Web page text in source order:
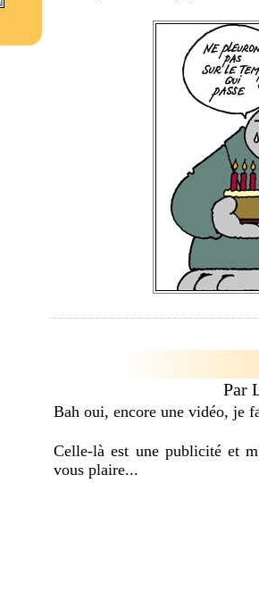
Par
Bah oui, encore une vidéo, je
Celle-là est une publicité et
vous plaire...